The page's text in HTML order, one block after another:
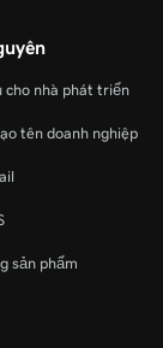
cho nhà phát triển
tên doanh nghiệp
sản phẩm